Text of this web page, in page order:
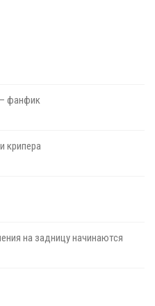
фанфик
крипера
на задницу начинаются